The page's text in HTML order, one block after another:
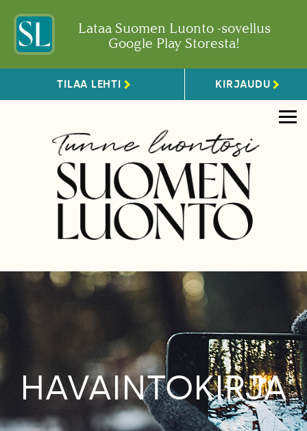
Lataa Suomen Luonto -sovellus
Google Play Storesta!
TILAA LEHTI KIRJAUDU
HAVAINTOKIRJA